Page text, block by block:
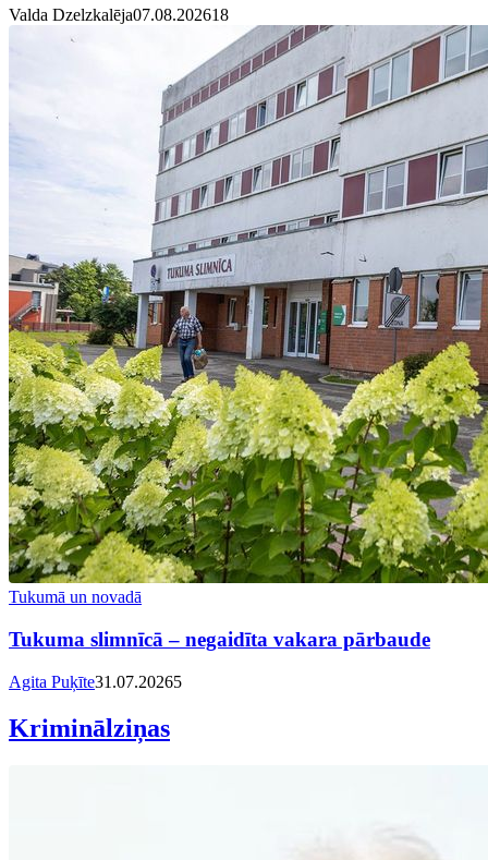
Valda Dzelzkalēja07.08.202618
Tukumā un novadā
Tukuma slimnīcā – negaidīta vakara pārbaude
Agita Puķīte31.07.20265
Kriminālziņas